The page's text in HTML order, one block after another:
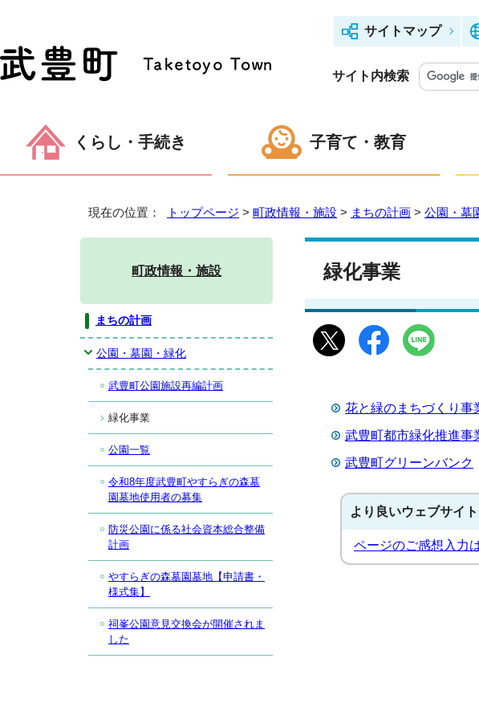
サイトマップ
サイト内検索
くらし・手続き 子育て・教育
現在の位置： トップページ > 町政情報・施設 > まちの計画 > 公園・墓
緑化事業
花と緑のまちづくり事
武豊町都市緑化推進事
武豊町グリーンバンク
より良いウェブサイ
ページのご感想入力
町政情報・施設
まちの計画
公園・墓園・緑化
武豊町公園施設再編計画
緑化事業
公園一覧
令和8年度武豊町やすらぎの森墓
園墓地使用者の募集
防災公園に係る社会資本総合整備
計画
やすらぎの森墓園墓地【申請書・
様式集】
祠峯公園意見交換会が開催されま
した